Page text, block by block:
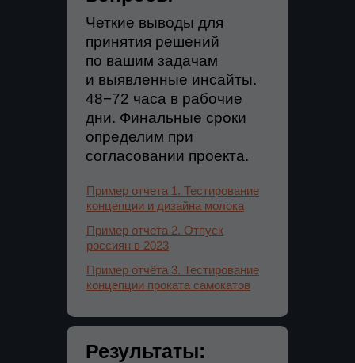
Результаты:
Четкие выводы для
принятия решений
по вашим задачам
и выявленные инсайты.
48−72 часа в рабочие
дни. Финальные сроки
определим при
согласовании проекта.
Пример отчета 1. Тестирование
концепции и дизайна молока
Пример отчёта 3. Тестирование
концепции проката самокатов
Пример отчета 2. Отпуск
россиян в 2023